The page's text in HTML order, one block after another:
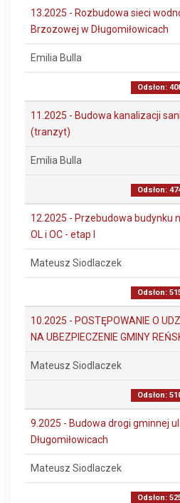
13.2025 - Rozbudowa sieci
Brzozowej w Długomiłowicach
Emilia Bulla
Odsłon:
11.2025 - Budowa kanalizacji
(tranzyt)
Emilia Bulla
Odsłon:
12.2025 - Przebudowa budynku
OL i OC - etap I
Mateusz Siodlaczek
Odsłon:
10.2025 - POSTĘPOWANIE O
NA UBEZPIECZENIE GMINY
Mateusz Siodlaczek
Odsłon:
9.2025 - Budowa drogi gminnej
Długomiłowicach
Mateusz Siodlaczek
Odsłon: